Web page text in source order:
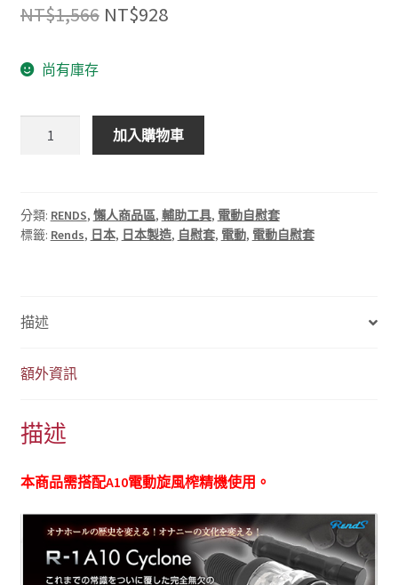
NT$1,566 原
格：
NT$1,566。
NT$928目
格：
NT$928。
尚有庫存
系
列
旋
榨
專
內
加入購物車
分類: RENDS, 懶人商品區, 輔助工具, 電動自慰套
標籤: Rends, 日本, 日本製造, 自慰套, 電動, 電動自慰套
描述
額外資訊
描述
本商品需搭配A10電動旋風榨精機使用。